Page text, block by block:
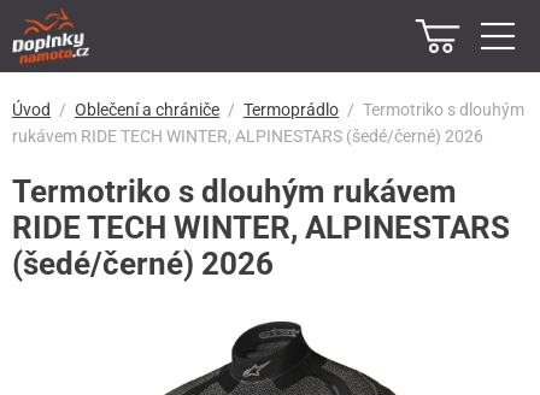
Úvod Oblečení a chrániče Termoprádlo
Termotriko s dlouhým
rukávem RIDE TECH WINTER, ALPINESTARS (šedé/černé) 2026
Termotriko s dlouhým rukávem
RIDE TECH WINTER, ALPINESTARS
(šedé/černé) 2026